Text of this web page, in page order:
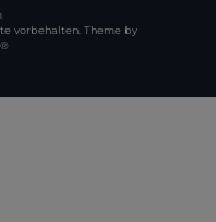
vorbehalten. Theme by